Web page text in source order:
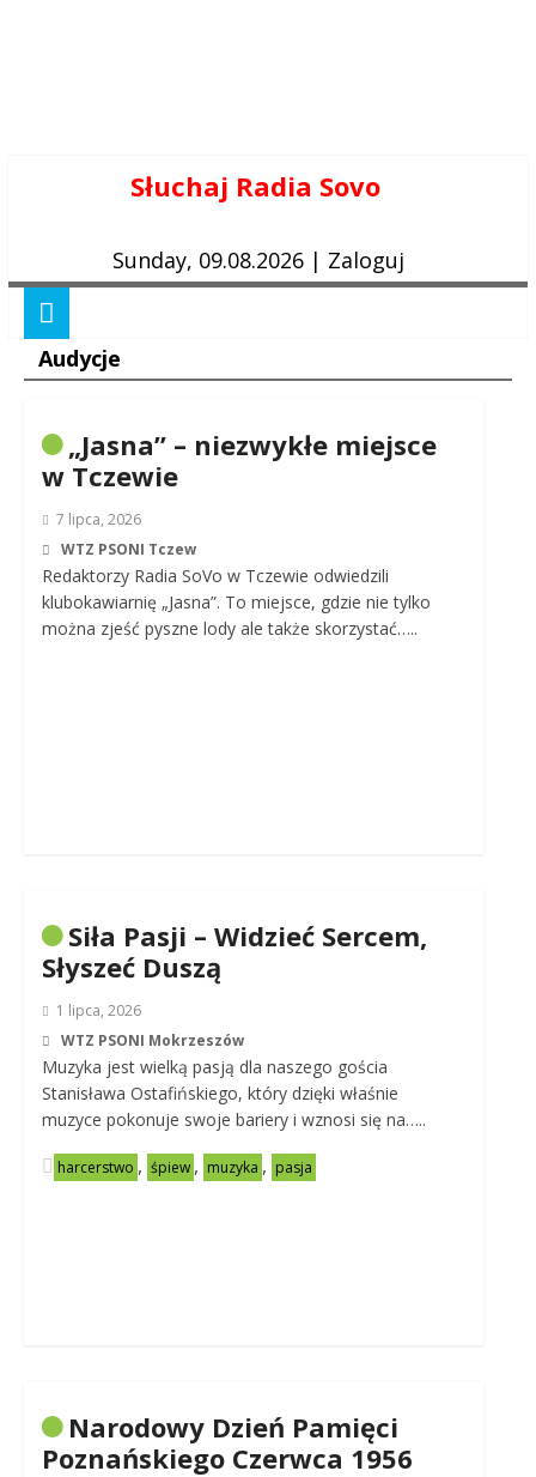
Słuchaj Radia Sovo
Sunday, 09.08.2026 | Zaloguj
Audycje
„Jasna” – niezwykłe miejsce
w Tczewie
7 lipca, 2026
WTZ PSONI Tczew
Redaktorzy Radia SoVo w Tczewie odwiedzili
klubokawiarnię „Jasna”. To miejsce, gdzie nie tylko
można zjeść pyszne lody ale także skorzystać…..
Siła Pasji – Widzieć Sercem,
Słyszeć Duszą
1 lipca, 2026
WTZ PSONI Mokrzeszów
Muzyka jest wielką pasją dla naszego gościa
Stanisława Ostafińskiego, który dzięki właśnie
muzyce pokonuje swoje bariery i wznosi się na…..
harcerstwo , śpiew , muzyka , pasja
Narodowy Dzień Pamięci
Poznańskiego Czerwca 1956